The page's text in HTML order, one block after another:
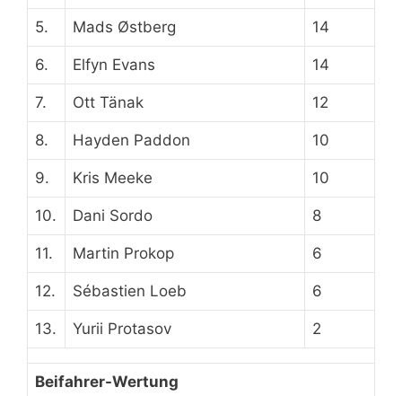
5. Mads Østberg 14
6. Elfyn Evans 14
7. Ott Tänak 12
8. Hayden Paddon 10
9. Kris Meeke 10
10. Dani Sordo 8
11. Martin Prokop 6
12. Sébastien Loeb 6
13. Yurii Protasov 2
Beifahrer-Wertung